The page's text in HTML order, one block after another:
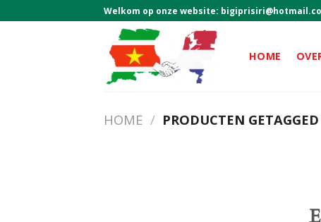
to
Welkom op onze website:
HOME
HOME / PRODUCTEN